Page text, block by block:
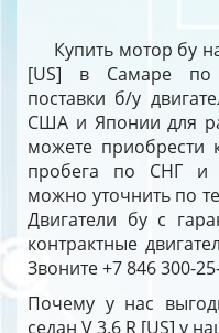
Купить мотор бу
[US] в Самаре по
поставки б/у
США и Японии для
можете приобрести
пробега по СНГ и
можно уточнить по
Двигатели бу с
контрактные
Звоните +7 846 300-
Почему у нас
седан V 3.6 R [US] у